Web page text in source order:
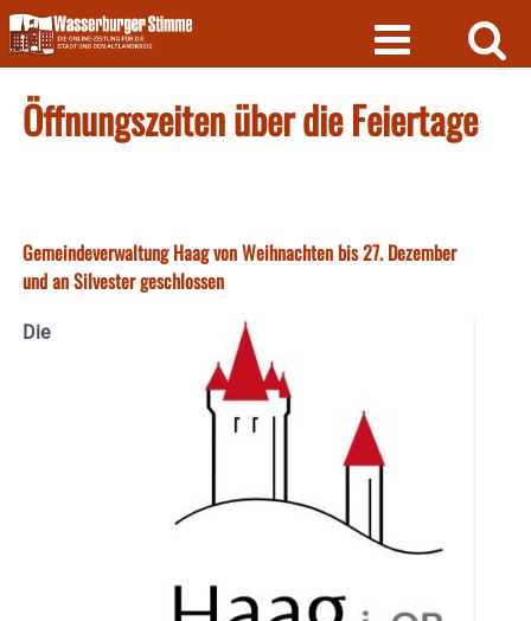
Skip
to
content
Öffnungszeiten über die Feiertage
Gemeindeverwaltung Haag von Weihnachten bis 27. Dezember
und an Silvester geschlossen
Die